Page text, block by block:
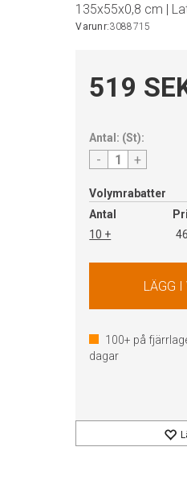
135x55x0,8 cm |
Varunr:3088715
519
Antal: (St):
- +
Volymrabatter
Antal
10 +
100+ på
dagar